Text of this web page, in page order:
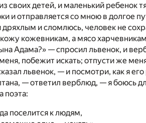
своих детей, и маленький ребенок
и отправляется со мною в долгое
дряхлым и сломлюсь, человек не
кожевникам, а мясо
Адама?» — спросил львенок, и
побежит искать; отпусти же
львенок, — и посмотри, как я
— ответил верблюд, — я боюсь
поэта:
поселится к людям,